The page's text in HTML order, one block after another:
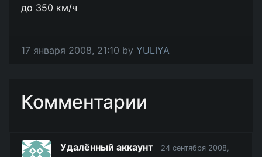
до 350 км/ч
17 января 2008, 21:10 by YULIYA
Комментарии
Удалённый аккаунт
24 сентября 2008,